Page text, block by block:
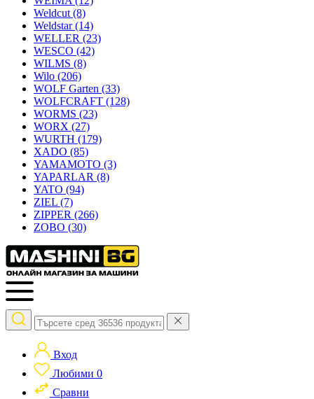
Weldcut (8)
Weldstar(14)
WELLER (23)
WESCO (42)
WILMS (8)
Wilo (206)
WOLF Garten (33)
WOLFCRAFT (128)
WORMS (23)
WORX (27)
WURTH (179)
XADO (85)
YAMAMOTO (3)
YAPARLAR (8)
YATO (94)
ZIEL (7)
ZIPPER (266)
ZOBO (30)
Вход
Любими 0
Сравни